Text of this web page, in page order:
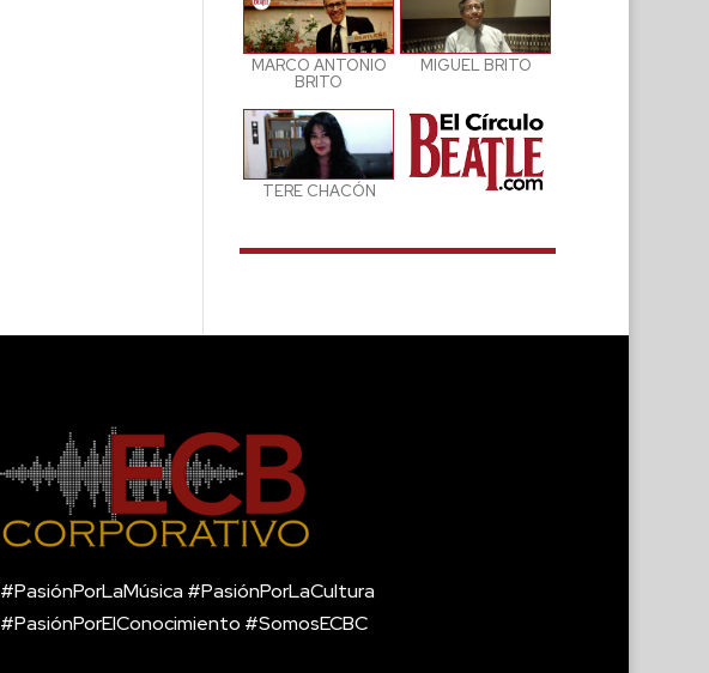
MARCO ANTONIO
BRITO
MIGUEL BRITO
TERE CHACÓN
#PasiónPorLaMúsica #PasiónPorLaCultura
#PasiónPorElConocimiento #SomosECBC